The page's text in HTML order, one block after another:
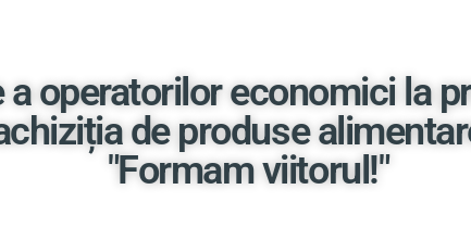
operatorilor economici la
de produse
"Formam viitorul!"